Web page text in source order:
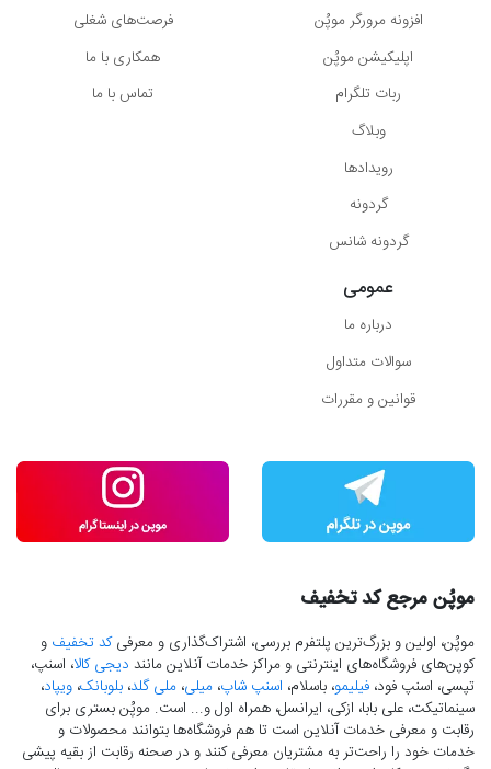
افزونه مرورگر موپُن
اپلیکیشن موپُن
ربات تلگرام
وبلاگ
رویدادها
گردونه
گردونه شانس
فرصت‌های شغلی
همکاری با ما
تماس با ما
عمومی
درباره ما
سوالات متداول
قوانین و مقررات
موپُن مرجع کد تخفیف
موپُن، اولین و بزرگ‌ترین پلتفرم بررسی، اشتراک‌گذاری و معرفیکد تخفیف و
کوپن‌های فروشگاه‌های اینترنتی و مراکز خدمات آنلاین مانند دیجی کالا، اسنپ،
تپسی، اسنپ فود، فیلیمو، باسلام، اسنپ شاپ، میلی، ملی گلد، بلوبانک، ویپاد،
سینماتیکت، علی بابا، ازکی، ایرانسل، همراه اول و... است. موپُن بستری برای
رقابت و معرفی خدمات آنلاین است تا هم فروشگاه‌ها بتوانند محصولات و
خدمات خود را راحت‌تر به مشتریان معرفی کنند و در صحنه رقابت از بقیه پیشی